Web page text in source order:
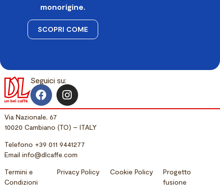
monorigine.
SCOPRI COME
Seguici su:
Via Nazionale, 67
10020 Cambiano (TO) – ITALY
Telefono +39 011 9441277
Email info@dlcaffe.com
Termini e
Condizioni
Privacy Policy Cookie Policy
Progetto
fusione